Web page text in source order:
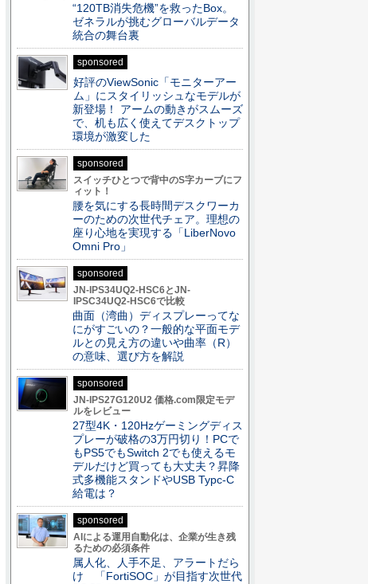
“120TB消失危機”を救ったBox。
ゼネラルが挑むグローバルデータ
統合の舞台裏
sponsored
好評のViewSonic「モニターアー
ム」にスタイリッシュなモデルが
新登場！ アームの動きがスムーズ
で、机も広く使えてデスクトップ
環境が激変した
sponsored
スイッチひとつで背中のS字カーブにフ
ィット！
腰を気にする長時間デスクワーカ
ーのための次世代チェア。理想の
座り心地を実現する「LiberNovo
Omni Pro」
sponsored
JN-IPS34UQ2-HSC6とJN-
IPSC34UQ2-HSC6で比較
曲面（湾曲）ディスプレーってな
にがすごいの？一般的な平面モデ
ルとの見え方の違いや曲率（R）
の意味、選び方を解説
sponsored
JN-IPS27G120U2 価格.com限定モデ
ルをレビュー
27型4K・120Hzゲーミングディス
プレーが破格の3万円切り！PCで
もPS5でもSwitch 2でも使えるモ
デルだけど買っても大丈夫？昇降
式多機能スタンドやUSB Typc-C
給電は？
sponsored
AIによる運用自動化は、企業が生き残
るための必須条件
属人化、人手不足、アラートだら
け 「FortiSOC」が目指す次世代